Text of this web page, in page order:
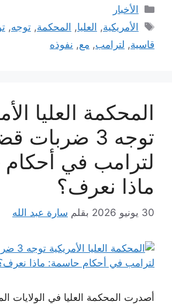
التصنيفات
الأخبار
الوسوم
الأمريكية, العليا, المحكمة,توجه,
قاسية, لترامب, مع, نفوذه
المحكمة العليا
توجه 3 ضربات
لترامب في
ماذا نعرف؟
30 يونيو 2026 بقلم سارة عبد الله
أصدرت المحكمة العليا في الولايات